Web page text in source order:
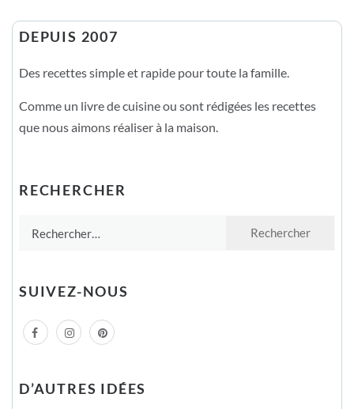
DEPUIS 2007
Des recettes simple et rapide pour toute la famille.
Comme un livre de cuisine ou sont rédigées les recettes
que nous aimons réaliser à la maison.
RECHERCHER
SUIVEZ-NOUS
D’AUTRES IDÉES